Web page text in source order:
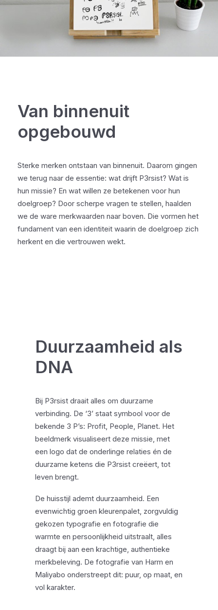
Van binnenuit
opgebouwd
Sterke merken ontstaan van binnenuit. Daarom gingen
we terug naar de essentie: wat drijft P3rsist? Wat is
hun missie? En wat willen ze betekenen voor hun
doelgroep? Door scherpe vragen te stellen, haalden
we de ware merkwaarden naar boven. Die vormen het
fundament van een identiteit waarin de doelgroep zich
herkent en die vertrouwen wekt.
Duurzaamheid als
DNA
Bij P3rsist draait alles om duurzame
verbinding. De ‘3’ staat symbool voor de
bekende 3 P’s: Profit, People, Planet. Het
beeldmerk visualiseert deze missie, met
een logo dat de onderlinge relaties én de
duurzame ketens die P3rsist creëert, tot
leven brengt.
De huisstijl ademt duurzaamheid. Een
evenwichtig groen kleurenpalet, zorgvuldig
gekozen typografie en fotografie die
warmte en persoonlijkheid uitstraalt, alles
draagt bij aan een krachtige, authentieke
merkbeleving. De fotografie van Harm en
Maliyabo onderstreept dit: puur, op maat, en
vol karakter.